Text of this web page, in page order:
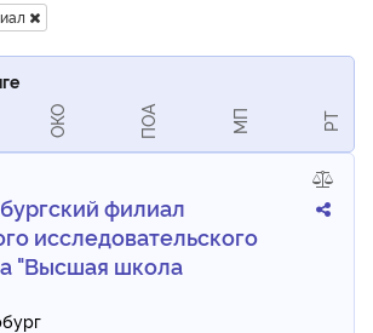
ОКО ПОА МП РТ
филиал
исследовательского
"Высшая школа